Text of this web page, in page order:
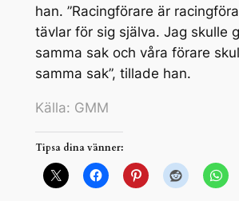
han. ”Racingförare är
tävlar för sig själva. Jag skulle
samma sak och våra förare
samma sak”, tillade han.
Källa: GMM
Tipsa dina vänner: